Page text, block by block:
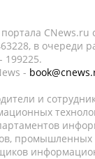
CNews.ru
в очереди
199225.
-
и